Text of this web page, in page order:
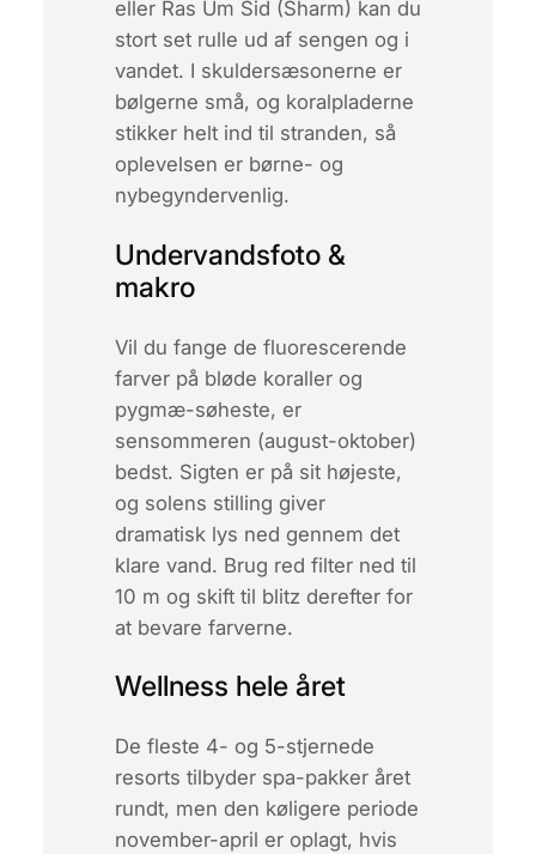
eller Ras Um Sid (Sharm) kan du
stort set rulle ud af sengen og i
vandet. I skuldersæsonerne er
bølgerne små, og koralpladerne
stikker helt ind til stranden, så
oplevelsen er børne- og
nybegyndervenlig.
Undervandsfoto &
makro
Vil du fange de fluorescerende
farver på bløde koraller og
pygmæ-søheste, er
sensommeren (august-oktober)
bedst. Sigten er på sit højeste,
og solens stilling giver
dramatisk lys ned gennem det
klare vand. Brug red filterned til
10 m og skift til blitz derefter for
at bevare farverne.
Wellness hele året
De fleste 4- og 5-stjernede
resorts tilbyder spa-pakker året
rundt, men den køligere periode
november-april er oplagt, hvis